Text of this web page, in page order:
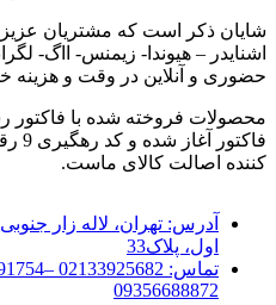
شایان ذکر است که مشتریان
اشنایدر – هیوندا- زیمنس- ااگ-
حضوری و آنلاین در وقت و هزینه
محصولات فروخته شده با فاکتور
کننده اصالت کالای ماست.
آدرس: تهران، لاله زار
اول، پلاک33
تماس:
09356688872